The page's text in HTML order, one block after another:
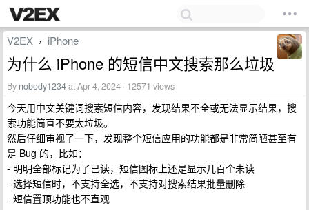
V2EX › iPhone
为什么 iPhone 的短信中文搜索那么垃圾
By nobody1234at Apr 4, 2024 · 12571 views
今天用中文关键词搜索短信内容，发现结果不全或无法显示结果，搜
索功能简直不要太垃圾。
然后仔细审视了一下，发现整个短信应用的功能都是非常简陋甚至有
是 Bug 的，比如：
- 明明全部标记为了已读，短信图标上还是显示几百个未读
- 选择短信时，不支持全选，不支持对搜索结果批量删除
- 短信置顶功能也不直观